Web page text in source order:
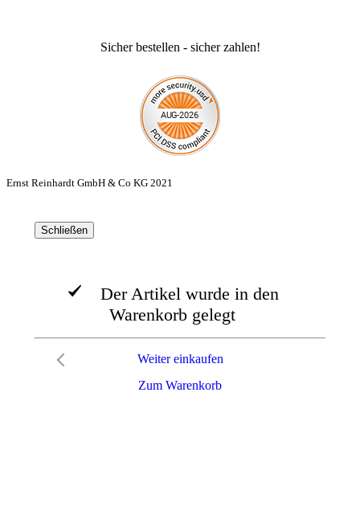
Sicher bestellen - sicher zahlen!
Ernst Reinhardt GmbH & Co KG 2021
Schließen
Der Artikel wurde in den
Warenkorb gelegt
Zum Warenkorb
Weiter einkaufen